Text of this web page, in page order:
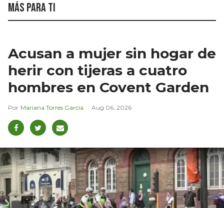
Más para ti
Acusan a mujer sin hogar de
herir con tijeras a cuatro
hombres en Covent Garden
Mariana Torres García Aug 06, 2026